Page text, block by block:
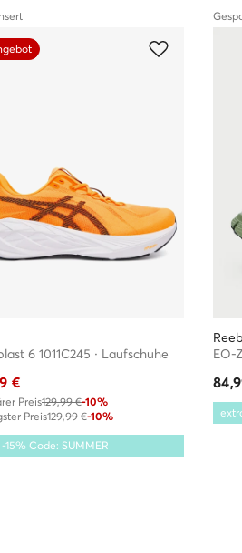
6 1011C245 · Laufschuhe
€
Preis129,99 €-10%
Preis129,99 €-10%
15% Code: SUMMER